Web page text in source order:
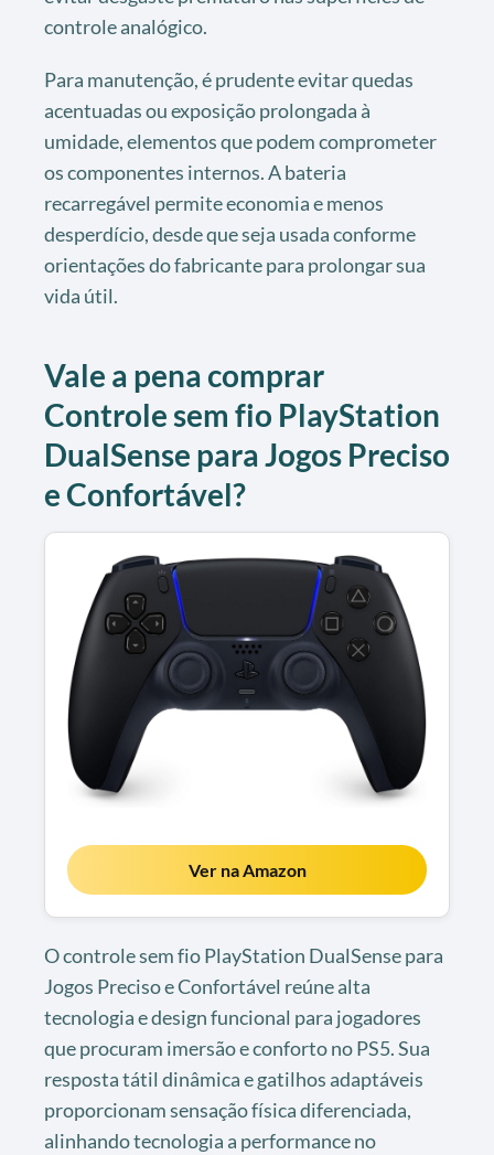
controle analógico.
Para manutenção, é prudente evitar quedas
acentuadas ou exposição prolongada à
umidade, elementos que podem comprometer
os componentes internos. A bateria
recarregável permite economia e menos
desperdício, desde que seja usada conforme
orientações do fabricante para prolongar sua
vida útil.
Vale a pena comprar
Controle sem fio PlayStation
DualSense para Jogos Preciso
e Confortável?
Ver na Amazon
O controle sem fio PlayStation DualSense para
Jogos Preciso e Confortável reúne alta
tecnologia e design funcional para jogadores
que procuram imersão e conforto no PS5. Sua
resposta tátil dinâmica e gatilhos adaptáveis
proporcionam sensação física diferenciada,
alinhando tecnologia a performance no